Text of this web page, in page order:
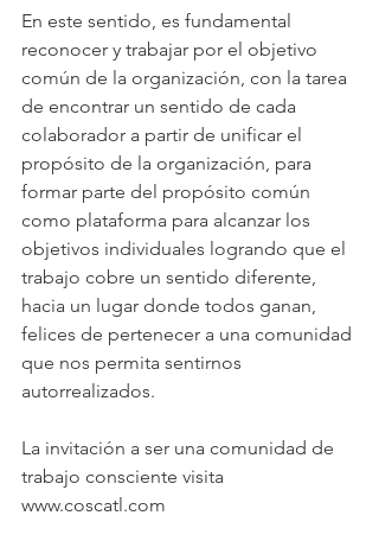
En este sentido, es fundamental
reconocer y trabajar por el objetivo
común de la organización, con la tarea
de encontrar un sentido de cada
colaborador a partir de unificar el
propósito de la organización, para
formar parte del propósito común
como plataforma para alcanzar los
objetivos individuales logrando que el
trabajo cobre un sentido diferente,
hacia un lugar donde todos ganan,
felices de pertenecer a una comunidad
que nos permita sentirnos
autorrealizados.
La invitación a ser una comunidad de
trabajo consciente visita
www.coscatl.com